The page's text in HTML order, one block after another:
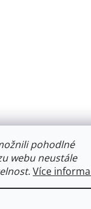
pohodlné
webu neustále
. Více